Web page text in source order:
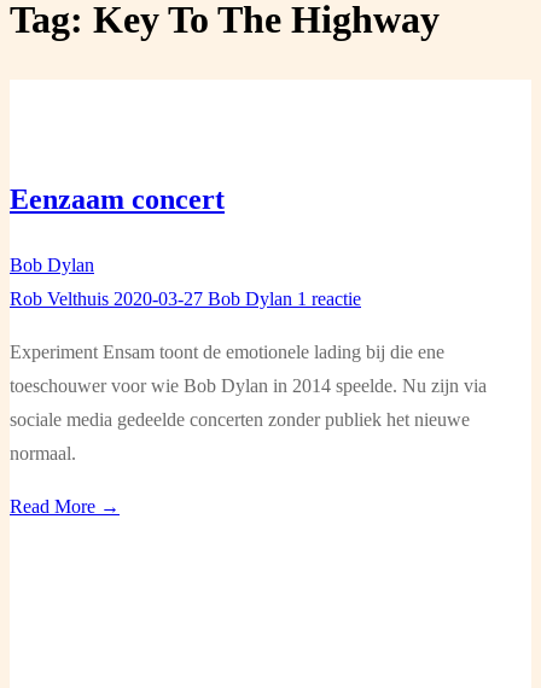
Tag: Key To The Highway
Eenzaam concert
Bob Dylan
Rob Velthuis 2020-03-27 Bob Dylan 1 reactie
Experiment Ensam toont de emotionele lading bij die ene
toeschouwer voor wie Bob Dylan in 2014 speelde. Nu zijn via
sociale media gedeelde concerten zonder publiek het nieuwe
normaal.
Read More →